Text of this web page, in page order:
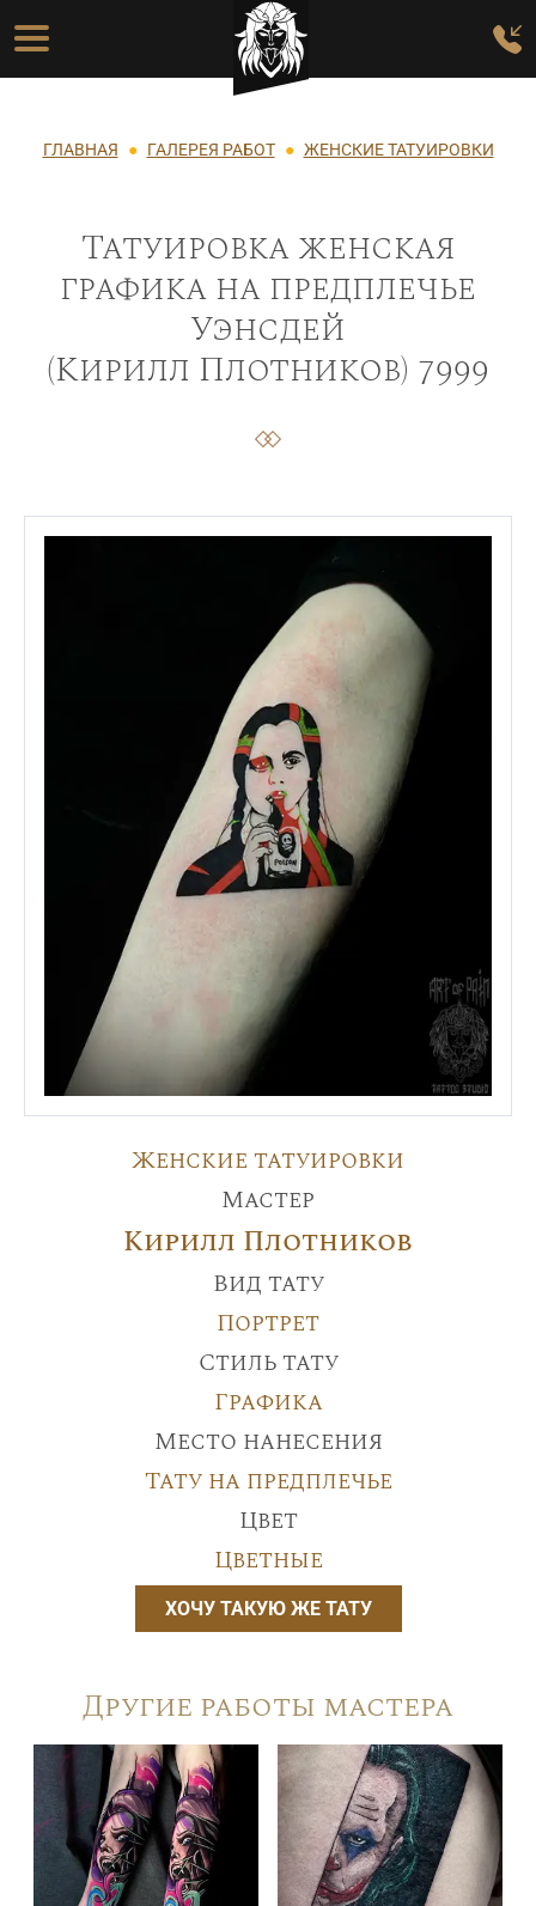
Перейти к основному содержанию
Основная навигация
Строка навигации
ГЛАВНАЯ ГАЛЕРЕЯ РАБОТ ЖЕНСКИЕ ТАТУИРОВКИ
Татуировка женская
графика на предплечье
Уэнсдей
(Кирилл Плотников) 7999
Женские татуировки
Мастер
Кирилл Плотников
Вид тату
Портрет
Стиль тату
Графика
Место нанесения
Тату на предплечье
Цвет
Цветные
ХОЧУ ТАКУЮ ЖЕ ТАТУ
Другие работы мастера